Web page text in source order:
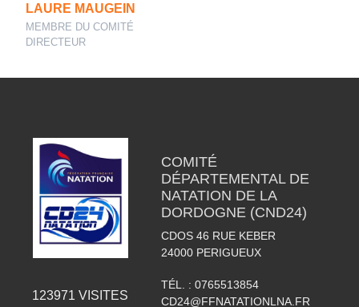
LAURE MAUGEIN
MEMBRE DU COMITÉ
DIRECTEUR
123971 VISITES
COMITÉ
DÉPARTEMENTAL DE
NATATION DE LA
DORDOGNE (CND24)
CDOS 46 RUE KEBER
24000 PERIGUEUX
TÉL. : 0765513854
CD24@FFNATATIONLNA.FR